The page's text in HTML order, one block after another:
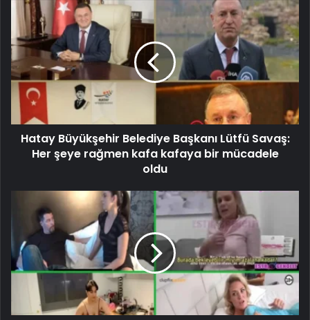
Hatay Büyükşehir Belediye Başkanı Lütfü Savaş:
Her şeye rağmen kafa kafaya bir mücadele
oldu